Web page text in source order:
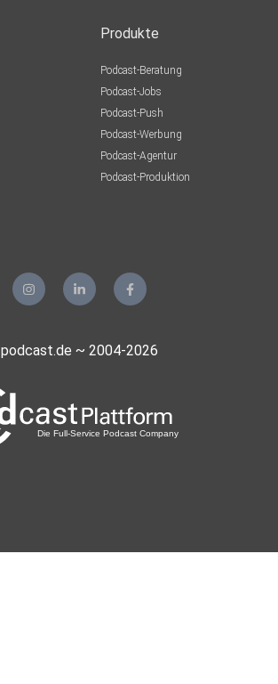
Produkte
Podcast-Beratung
Podcast-Jobs
Podcast-Push
Podcast-Werbung
Podcast-Agentur
Podcast-Produktion
podcast.de ~ 2004-2026